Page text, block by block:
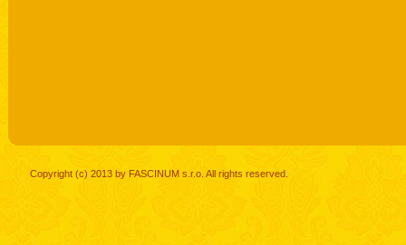
Copyright (c) 2013 by FASCINUM s.r.o. All rights reserved.